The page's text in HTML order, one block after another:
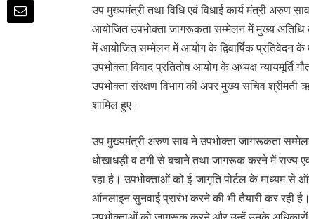
उप मुख्यमंत्री तथा विधि एवं विधाई कार्य मंत्री अरुण
आयोजित उपभोक्ता जागरूकता सम्मेलन में मुख्य अतिथि
में आयोजित सम्मेलन में आयोग के द्विवार्षिक प्रतिवेदन
उपभोक्ता विवाद प्रतितोष आयोग के अध्यक्ष न्यायमूर्ति
उपभोक्ता संरक्षण विभाग की अपर मुख्य सचिव
शामिल हुए।
उप मुख्यमंत्री अरुण साव ने उपभोक्ता जागरूकता
धोखाधड़ी व ठगी से बचाने तथा जागरूक करने में राज्य
रहा है। उपभोक्ताओं को ई-जागृति पोर्टल के माध्यम
ऑनलाइन सुनवाई प्रारंभ करने की भी तैयारी कर रही